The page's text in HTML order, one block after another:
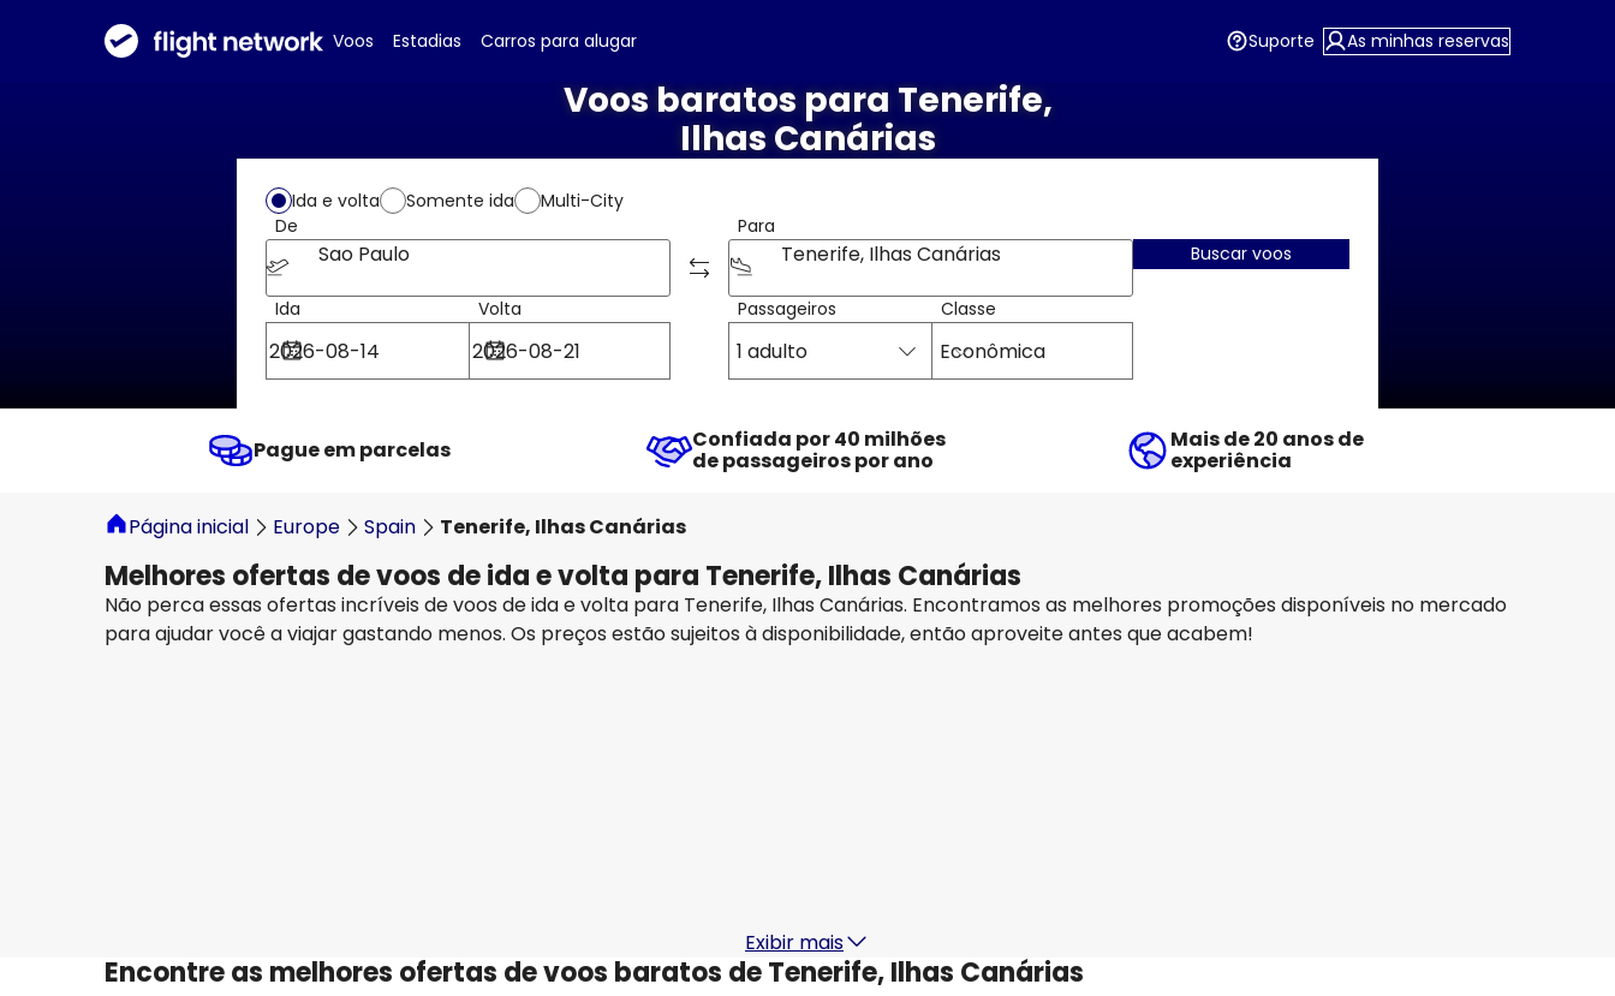
Voos Estadias Carros para alugar Suporte As minhas reservas
Voos baratos para Tenerife,
Ilhas Canárias
Ida e volta Somente ida
Multi-City
De
Sao Paulo
Para
Tenerife, Ilhas Canárias
Ida Volta Passageiros
1 adulto
Classe
Econômica
Buscar voos
Pague em parcelas Confiada por 40 milhões
de passageiros por ano
Mais de 20 anos de
experiência
Página inicial Europe Spain Tenerife, Ilhas Canárias
Melhores ofertas de voos de ida e volta para Tenerife, Ilhas Canárias
Não perca essas ofertas incríveis de voos de ida e volta para Tenerife, Ilhas Canárias. Encontramos as melhores promoções disponíveis no mercado
para ajudar você a viajar gastando menos. Os preços estão sujeitos à disponibilidade, então aproveite antes que acabem!
Exibir mais
Encontre as melhores ofertas de voos baratos de Tenerife, Ilhas Canárias